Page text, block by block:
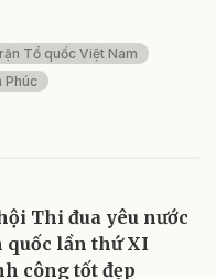
Tổ quốc Việt Nam
Phúc
Thi đua yêu nước
quốc lần thứ XI
công tốt đẹp